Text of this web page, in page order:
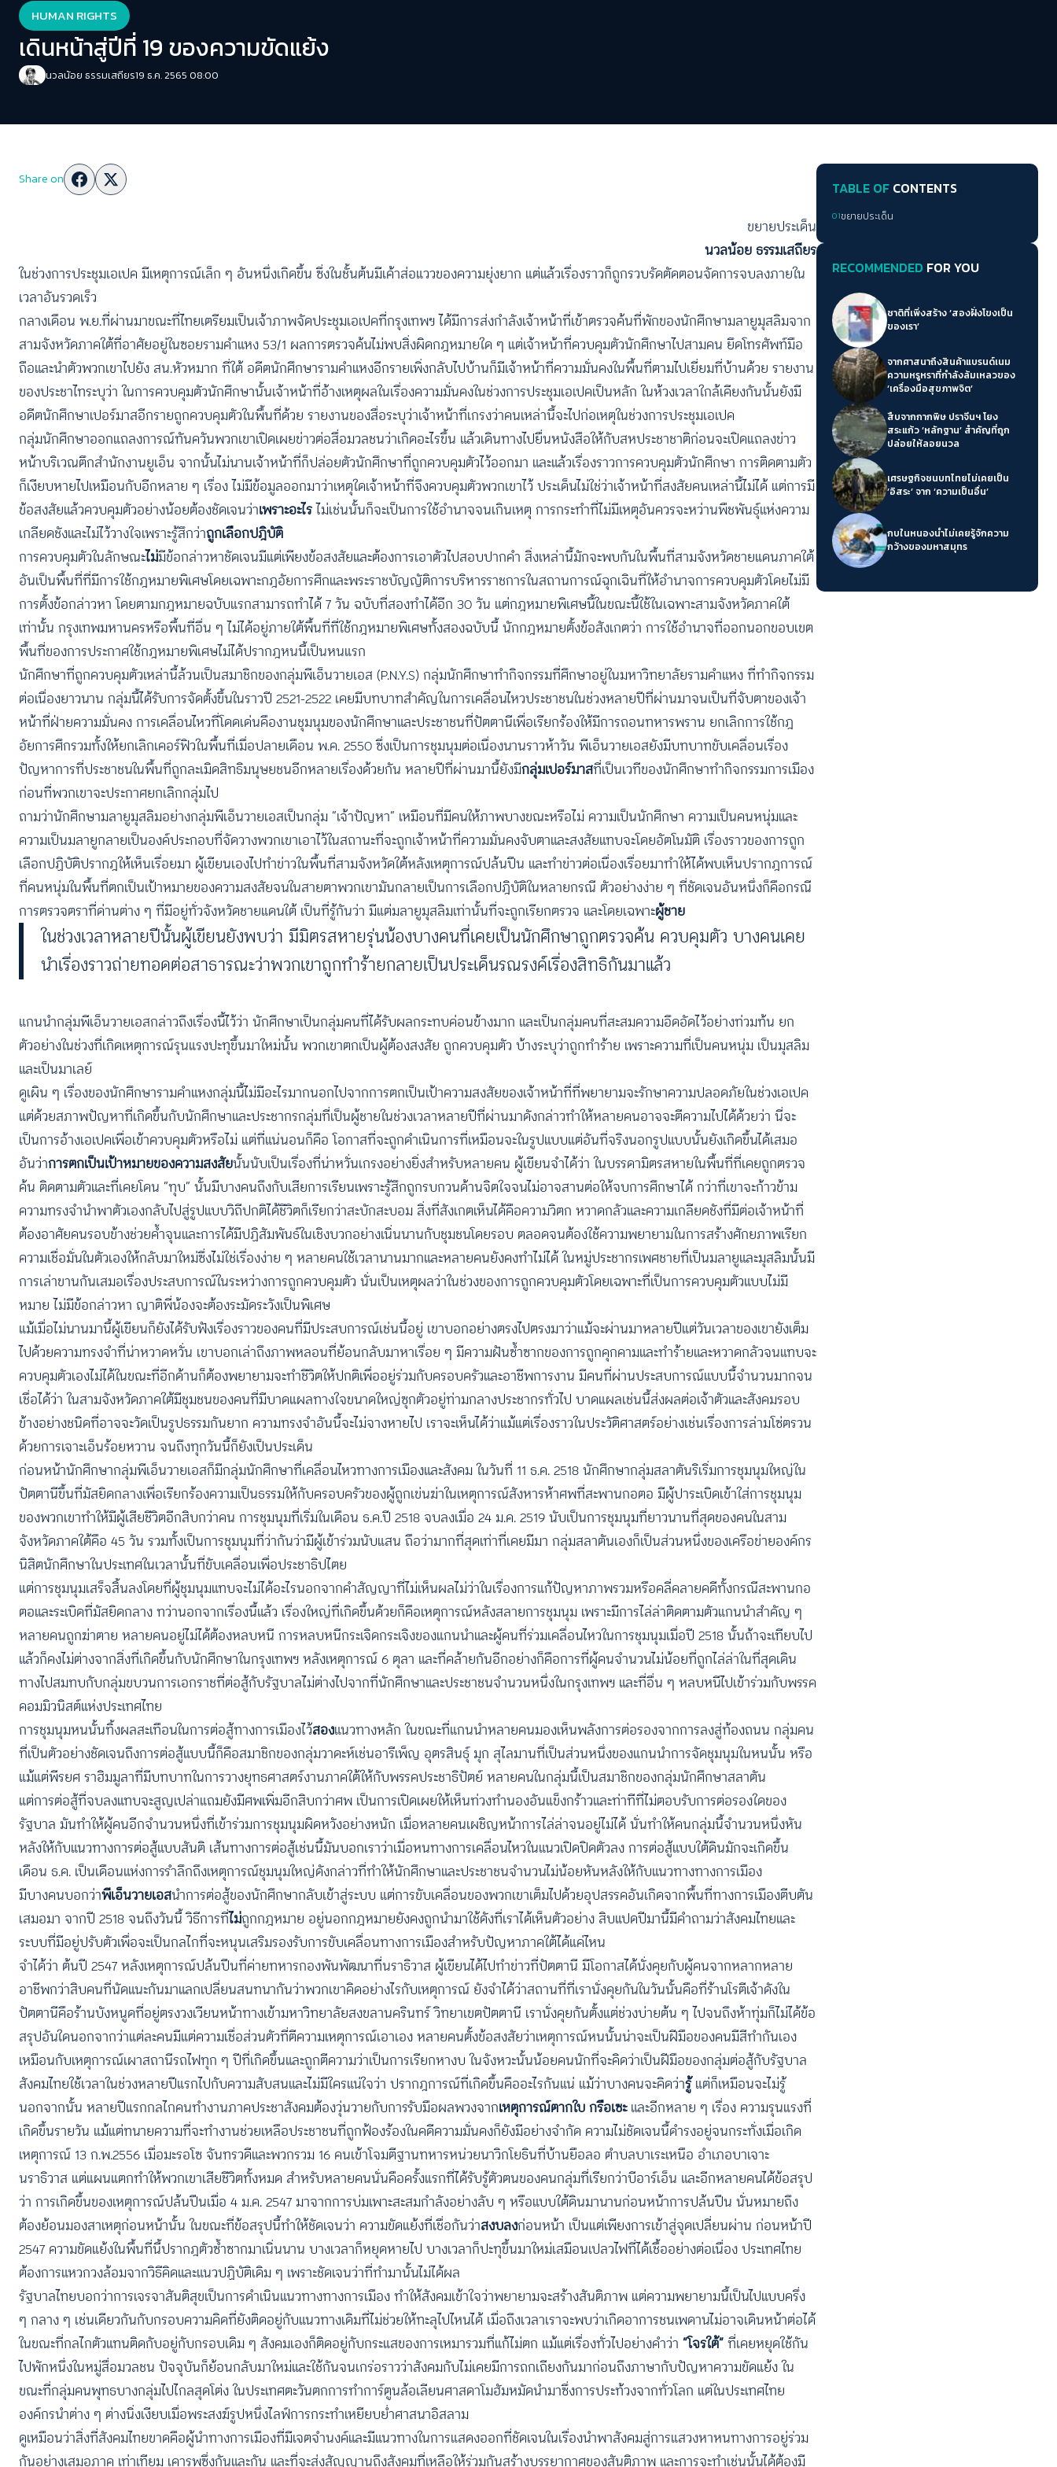
HUMAN RIGHTS
เดินหน้าสู่ปีที่ 19 ของความขัดแย้ง
นวลน้อย ธรรมเสถียร19 ธ.ค. 2565 08:00
Share on
ขยายประเด็น
นวลน้อย ธรรมเสถียร
ในช่วงการประชุมเอเปค มีเหตุการณ์เล็ก ๆ อันหนึ่งเกิดขึ้น ซึ่งในชั้นต้นมีเค้าส่อแววของความยุ่งยาก แต่แล้วเรื่องราวก็ถูกรวบรัดตัดตอนจัดการจบลงภายใน
เวลาอันรวดเร็ว
กลางเดือน พ.ย.ที่ผ่านมาขณะที่ไทยเตรียมเป็นเจ้าภาพจัดประชุมเอเปคที่กรุงเทพฯ ได้มีการส่งกำลังเจ้าหน้าที่เข้าตรวจค้นที่พักของนักศึกษามลายูมุสลิมจาก
สามจังหวัดภาคใต้ที่อาศัยอยู่ในซอยรามคำแหง 53/1 ผลการตรวจค้นไม่พบสิ่งผิดกฎหมายใด ๆ แต่เจ้าหน้าที่ควบคุมตัวนักศึกษาไปสามคน ยึดโทรศัพท์มือ
ถือและนำตัวพวกเขาไปยัง สน.หัวหมาก ที่ใต้ อดีตนักศึกษารามคำแหงอีกรายเพิ่งกลับไปบ้านก็มีเจ้าหน้าที่ความมั่นคงในพื้นที่ตามไปเยี่ยมที่บ้านด้วย รายงาน
ของประชาไทระบุว่า ในการควบคุมตัวนักศึกษานั้นเจ้าหน้าที่อ้างเหตุผลในเรื่องความมั่นคงในช่วงการประชุมเอเปคเป็นหลัก ในห้วงเวลาใกล้เคียงกันนั้นยังมี
อดีตนักศึกษาเปอร์มาสอีกรายถูกควบคุมตัวในพื้นที่ด้วย รายงานของสื่อระบุว่าเจ้าหน้าที่เกรงว่าคนเหล่านี้จะไปก่อเหตุในช่วงการประชุมเอเปค
กลุ่มนักศึกษาออกแถลงการณ์ทันควันพวกเขาเปิดเผยข่าวต่อสื่อมวลชนว่าเกิดอะไรขึ้น แล้วเดินทางไปยื่นหนังสือให้กับสหประชาชาติก่อนจะเปิดแถลงข่าว
หน้าบริเวณตึกสำนักงานยูเอ็น จากนั้นไม่นานเจ้าหน้าที่ก็ปล่อยตัวนักศึกษาที่ถูกควบคุมตัวไว้ออกมา และแล้วเรื่องราวการควบคุมตัวนักศึกษา การติดตามตัว
ก็เงียบหายไปเหมือนกับอีกหลาย ๆ เรื่อง ไม่มีข้อมูลออกมาว่าเหตุใดเจ้าหน้าที่จึงควบคุมตัวพวกเขาไว้ ประเด็นไม่ใช่ว่าเจ้าหน้าที่สงสัยคนเหล่านี้ไม่ได้ แต่การมี
ข้อสงสัยแล้วควบคุมตัวอย่างน้อยต้องชัดเจนว่าเพราะอะไรไม่เช่นนั้นก็จะเป็นการใช้อำนาจจนเกินเหตุ การกระทำที่ไม่มีเหตุอันควรจะหว่านพืชพันธุ์แห่งความ
เกลียดชังและไม่ไว้วางใจเพราะรู้สึกว่าถูกเลือกปฎิบัติ
การควบคุมตัวในลักษณะไม่มีข้อกล่าวหาชัดเจนมีแต่เพียงข้อสงสัยและต้องการเอาตัวไปสอบปากคำ สิ่งเหล่านี้มักจะพบกันในพื้นที่สามจังหวัดชายแดนภาคใต้
อันเป็นพื้นที่ที่มีการใช้กฎหมายพิเศษโดยเฉพาะกฎอัยการศึกและพระราชบัญญัติการบริหารราชการในสถานการณ์ฉุกเฉินที่ให้อำนาจการควบคุมตัวโดยไม่มี
การตั้งข้อกล่าวหา โดยตามกฎหมายฉบับแรกสามารถทำได้ 7 วัน ฉบับที่สองทำได้อีก 30 วัน แต่กฎหมายพิเศษนี้ในขณะนี้ใช้ในเฉพาะสามจังหวัดภาคใต้
เท่านั้น กรุงเทพมหานครหรือพื้นที่อื่น ๆ ไม่ได้อยู่ภายใต้พื้นที่ที่ใช้กฎหมายพิเศษทั้งสองฉบับนี้ นักกฎหมายตั้งข้อสังเกตว่า การใช้อำนาจที่ออกนอกขอบเขต
พื้นที่ของการประกาศใช้กฎหมายพิเศษไม่ได้ปรากฎหนนี้เป็นหนแรก
นักศึกษาที่ถูกควบคุมตัวเหล่านี้ล้วนเป็นสมาชิกของกลุ่มพีเอ็นวายเอส (P.N.Y.S) กลุ่มนักศึกษาทำกิจกรรมที่ศึกษาอยู่ในมหาวิทยาลัยรามคำแหง ที่ทำกิจกรรม
ต่อเนื่องยาวนาน กลุ่มนี้ได้รับการจัดตั้งขึ้นในราวปี 2521-2522 เคยมีบทบาทสำคัญในการเคลื่อนไหวประชาชนในช่วงหลายปีที่ผ่านมาจนเป็นที่จับตาของเจ้า
หน้าที่ฝ่ายความมั่นคง การเคลื่อนไหวที่โดดเด่นคืองานชุมนุมของนักศึกษาและประชาชนที่ปัตตานีเพื่อเรียกร้องให้มีการถอนทหารพราน ยกเลิกการใช้กฎ
อัยการศึกรวมทั้งให้ยกเลิกเคอร์ฟิวในพื้นที่เมื่อปลายเดือน พ.ค. 2550 ซึ่งเป็นการชุมนุมต่อเนื่องนานราวห้าวัน พีเอ็นวายเอสยังมีบทบาทขับเคลื่อนเรื่อง
ปัญหาการที่ประชาชนในพื้นที่ถูกละเมิดสิทธิมนุษยชนอีกหลายเรื่องด้วยกัน หลายปีที่ผ่านมานี้ยังมีกลุ่มเปอร์มาสที่เป็นเวทีของนักศึกษาทำกิจกรรมการเมือง
ก่อนที่พวกเขาจะประกาศยกเลิกกลุ่มไป
ถามว่านักศึกษามลายูมุสลิมอย่างกลุ่มพีเอ็นวายเอสเป็นกลุ่ม “เจ้าปัญหา” เหมือนที่มีคนให้ภาพบางขณะหรือไม่ ความเป็นนักศึกษา ความเป็นคนหนุ่มและ
ความเป็นมลายูกลายเป็นองค์ประกอบที่จัดวางพวกเขาเอาไว้ในสถานะที่จะถูกเจ้าหน้าที่ความมั่นคงจับตาและสงสัยแทบจะโดยอัตโนมัติ เรื่องราวของการถูก
เลือกปฏิบัติปรากฎให้เห็นเรื่อยมา ผู้เขียนเองไปทำข่าวในพื้นที่สามจังหวัดใต้หลังเหตุการณ์ปล้นปืน และทำข่าวต่อเนื่องเรื่อยมาทำให้ได้พบเห็นปรากฎการณ์
ที่คนหนุ่มในพื้นที่ตกเป็นเป้าหมายของความสงสัยจนในสายตาพวกเขามันกลายเป็นการเลือกปฎิบัติในหลายกรณี ตัวอย่างง่าย ๆ ที่ชัดเจนอันหนึ่งก็คือกรณี
การตรวจตราที่ด่านต่าง ๆ ที่มีอยู่ทั่วจังหวัดชายแดนใต้ เป็นที่รู้กันว่า มีแต่มลายูมุสลิมเท่านั้นที่จะถูกเรียกตรวจ และโดยเฉพาะผู้ชาย
ในช่วงเวลาหลายปีนั้นผู้เขียนยังพบว่า มีมิตรสหายรุ่นน้องบางคนที่เคยเป็นนักศึกษาถูกตรวจค้น ควบคุมตัว บางคนเคย
นำเรื่องราวถ่ายทอดต่อสาธารณะว่าพวกเขาถูกทำร้ายกลายเป็นประเด็นรณรงค์เรื่องสิทธิกันมาแล้ว
แกนนำกลุ่มพีเอ็นวายเอสกล่าวถึงเรื่องนี้ไว้ว่า นักศึกษาเป็นกลุ่มคนที่ได้รับผลกระทบค่อนข้างมาก และเป็นกลุ่มคนที่สะสมความอึดอัดไว้อย่างท่วมท้น ยก
ตัวอย่างในช่วงที่เกิดเหตุการณ์รุนแรงปะทุขึ้นมาใหม่นั้น พวกเขาตกเป็นผู้ต้องสงสัย ถูกควบคุมตัว บ้างระบุว่าถูกทำร้าย เพราะความที่เป็นคนหนุ่ม เป็นมุสลิม
และเป็นมาเลย์
ดูเผิน ๆ เรื่องของนักศึกษารามคำแหงกลุ่มนี้ไม่มีอะไรมากนอกไปจากการตกเป็นเป้าความสงสัยของเจ้าหน้าที่ที่พยายามจะรักษาความปลอดภัยในช่วงเอเปค
แต่ด้วยสภาพปัญหาที่เกิดขึ้นกับนักศึกษาและประชากรกลุ่มที่เป็นผู้ชายในช่วงเวลาหลายปีที่ผ่านมาดังกล่าวทำให้หลายคนอาจจะตีความไปได้ด้วยว่า นี่จะ
เป็นการอ้างเอเปคเพื่อเข้าควบคุมตัวหรือไม่ แต่ที่แน่นอนก็คือ โอกาสที่จะถูกดำเนินการที่เหมือนจะในรูปแบบแต่อันที่จริงนอกรูปแบบนั้นยังเกิดขึ้นได้เสมอ
อันว่าการตกเป็นเป้าหมายของความสงสัยนั้นนับเป็นเรื่องที่น่าหวั่นเกรงอย่างยิ่งสำหรับหลายคน ผู้เขียนจำได้ว่า ในบรรดามิตรสหายในพื้นที่ที่เคยถูกตรวจ
ค้น ติดตามตัวและที่เคยโดน “ทุบ” นั้นมีบางคนถึงกับเสียการเรียนเพราะรู้สึกถูกรบกวนด้านจิตใจจนไม่อาจสานต่อให้จบการศึกษาได้ กว่าที่เขาจะก้าวข้าม
ความทรงจำนำพาตัวเองกลับไปสู่รูปแบบวิถีปกติได้ชีวิตก็เรียกว่าสะบักสะบอม สิ่งที่สังเกตเห็นได้คือความวิตก หวาดกลัวและความเกลียดชังที่มีต่อเจ้าหน้าที่
ต้องอาศัยคนรอบข้างช่วยค้ำจุนและการได้มีปฏิสัมพันธ์ในเชิงบวกอย่างเนิ่นนานกับชุมชนโดยรอบ ตลอดจนต้องใช้ความพยายามในการสร้างศักยภาพเรียก
ความเชื่อมั่นในตัวเองให้กลับมาใหม่ซึ่งไม่ใช่เรื่องง่าย ๆ หลายคนใช้เวลานานมากและหลายคนยังคงทำไม่ได้ ในหมู่ประชากรเพศชายที่เป็นมลายูและมุสลิมนั้นมี
การเล่าขานกันเสมอเรื่องประสบการณ์ในระหว่างการถูกควบคุมตัว นั่นเป็นเหตุผลว่าในช่วงของการถูกควบคุมตัวโดยเฉพาะที่เป็นการควบคุมตัวแบบไม่มี
หมาย ไม่มีข้อกล่าวหา ญาติพี่น้องจะต้องระมัดระวังเป็นพิเศษ
แม้เมื่อไม่นานมานี้ผู้เขียนก็ยังได้รับฟังเรื่องราวของคนที่มีประสบการณ์เช่นนี้อยู่ เขาบอกอย่างตรงไปตรงมาว่าแม้จะผ่านมาหลายปีแต่วันเวลาของเขายังเต็ม
ไปด้วยความทรงจำที่น่าหวาดหวั่น เขาบอกเล่าถึงภาพหลอนที่ย้อนกลับมาหาเรื่อย ๆ มีความฝันซ้ำซากของการถูกคุกคามและทำร้ายและหวาดกลัวจนแทบจะ
ควบคุมตัวเองไม่ได้ในขณะที่อีกด้านก็ต้องพยายามจะทำชีวิตให้ปกติเพื่ออยู่ร่วมกับครอบครัวและอาชีพการงาน มีคนที่ผ่านประสบการณ์แบบนี้จำนวนมากจน
เชื่อได้ว่า ในสามจังหวัดภาคใต้มีชุมชนของคนที่มีบาดแผลทางใจขนาดใหญ่ซุกตัวอยู่ท่ามกลางประชากรทั่วไป บาดแผลเช่นนี้ส่งผลต่อเจ้าตัวและสังคมรอบ
ข้างอย่างชนิดที่อาจจะวัดเป็นรูปธรรมกันยาก ความทรงจำอันนี้จะไม่จางหายไป เราจะเห็นได้ว่าแม้แต่เรื่องราวในประวัติศาสตร์อย่างเช่นเรื่องการล่ามโซ่ตรวน
ด้วยการเจาะเอ็นร้อยหวาน จนถึงทุกวันนี้ก็ยังเป็นประเด็น
ก่อนหน้านักศึกษากลุ่มพีเอ็นวายเอสก็มีกลุ่มนักศึกษาที่เคลื่อนไหวทางการเมืองและสังคม ในวันที่ 11 ธ.ค. 2518 นักศึกษากลุ่มสลาตันริเริ่มการชุมนุมใหญ่ใน
ปัตตานีขึ้นที่มัสยิดกลางเพื่อเรียกร้องความเป็นธรรมให้กับครอบครัวของผู้ถูกเข่นฆ่าในเหตุการณ์สังหารห้าศพที่สะพานกอตอ มีผู้ปาระเบิดเข้าใส่การชุมนุม
ของพวกเขาทำให้มีผู้เสียชีวิตอีกสิบกว่าคน การชุมนุมที่เริ่มในเดือน ธ.ค.ปี 2518 จบลงเมื่อ 24 ม.ค. 2519 นับเป็นการชุมนุมที่ยาวนานที่สุดของคนในสาม
จังหวัดภาคใต้คือ 45 วัน รวมทั้งเป็นการชุมนุมที่ว่ากันว่ามีผู้เข้าร่วมนับแสน ถือว่ามากที่สุดเท่าที่เคยมีมา กลุ่มสลาตันเองก็เป็นส่วนหนึ่งของเครือข่ายองค์กร
นิสิตนักศึกษาในประเทศในเวลานั้นที่ขับเคลื่อนเพื่อประชาธิปไตย
แต่การชุมนุมเสร็จสิ้นลงโดยที่ผู้ชุมนุมแทบจะไม่ได้อะไรนอกจากคำสัญญาที่ไม่เห็นผลไม่ว่าในเรื่องการแก้ปัญหาภาพรวมหรือคลี่คลายคดีทั้งกรณีสะพานกอ
ตอและระเบิดที่มัสยิดกลาง ทว่านอกจากเรื่องนี้แล้ว เรื่องใหญ่ที่เกิดขึ้นด้วยก็คือเหตุการณ์หลังสลายการชุมนุม เพราะมีการไล่ล่าติดตามตัวแกนนำสำคัญ ๆ
หลายคนถูกฆ่าตาย หลายคนอยู่ไม่ได้ต้องหลบหนี การหลบหนีกระเจิดกระเจิงของแกนนำและผู้คนที่ร่วมเคลื่อนไหวในการชุมนุมเมื่อปี 2518 นั้นถ้าจะเทียบไป
แล้วก็คงไม่ต่างจากสิ่งที่เกิดขึ้นกับนักศึกษาในกรุงเทพฯ หลังเหตุการณ์ 6 ตุลา และที่คล้ายกันอีกอย่างก็คือการที่ผู้คนจำนวนไม่น้อยที่ถูกไล่ล่าในที่สุดเดิน
ทางไปสมทบกับกลุ่มขบวนการเอกราชที่ต่อสู้กับรัฐบาลไม่ต่างไปจากที่นักศึกษาและประชาชนจำนวนหนึ่งในกรุงเทพฯ และที่อื่น ๆ หลบหนีไปเข้าร่วมกับพรรค
คอมมิวนิสต์แห่งประเทศไทย
การชุมนุมหนนั้นทิ้งผลสะเทือนในการต่อสู้ทางการเมืองไว้สองแนวทางหลัก ในขณะที่แกนนำหลายคนมองเห็นพลังการต่อรองจากการลงสู่ท้องถนน กลุ่มคน
ที่เป็นตัวอย่างชัดเจนถึงการต่อสู้แบบนี้ก็คือสมาชิกของกลุ่มวาดะห์เช่นอารีเพ็ญ อุตรสินธุ์ มุก สุไลมานที่เป็นส่วนหนึ่งของแกนนำการจัดชุมนุมในหนนั้น หรือ
แม้แต่พีรยศ ราฮิมมูลาที่มีบทบาทในการวางยุทธศาสตร์งานภาคใต้ให้กับพรรคประชาธิปัตย์ หลายคนในกลุ่มนี้เป็นสมาชิกของกลุ่มนักศึกษาสลาตัน
แต่การต่อสู้ที่จบลงแทบจะสูญเปล่าแถมยังมีศพเพิ่มอีกสิบกว่าศพ เป็นการเปิดเผยให้เห็นท่วงทำนองอันแข็งกร้าวและท่าทีที่ไม่ตอบรับการต่อรองใดของ
รัฐบาล มันทำให้ผู้คนอีกจำนวนหนึ่งที่เข้าร่วมการชุมนุมผิดหวังอย่างหนัก เมื่อหลายคนเผชิญหน้าการไล่ล่าจนอยู่ไม่ได้ นั่นทำให้คนกลุ่มนี้จำนวนหนึ่งหัน
หลังให้กับแนวทางการต่อสู้แบบสันติ เส้นทางการต่อสู้เช่นนี้มันบอกเราว่าเมื่อหนทางการเคลื่อนไหวในแนวเปิดปิดตัวลง การต่อสู้แบบใต้ดินมักจะเกิดขึ้น
เดือน ธ.ค. เป็นเดือนแห่งการรำลึกถึงเหตุการณ์ชุมนุมใหญ่ดังกล่าวที่ทำให้นักศึกษาและประชาชนจำนวนไม่น้อยหันหลังให้กับแนวทางทางการเมือง
มีบางคนบอกว่าพีเอ็นวายเอสนำการต่อสู้ของนักศึกษากลับเข้าสู่ระบบ แต่การขับเคลื่อนของพวกเขาเต็มไปด้วยอุปสรรคอันเกิดจากพื้นที่ทางการเมืองตีบตัน
เสมอมา จากปี 2518 จนถึงวันนี้ วิธีการที่ไม่ถูกกฎหมาย อยู่นอกกฎหมายยังคงถูกนำมาใช้ดังที่เราได้เห็นตัวอย่าง สิบแปดปีมานี้มีคำถามว่าสังคมไทยและ
ระบบที่มีอยู่ปรับตัวเพื่อจะเป็นกลไกที่จะหนุนเสริมรองรับการขับเคลื่อนทางการเมืองสำหรับปัญหาภาคใต้ได้แค่ไหน
จำได้ว่า ต้นปี 2547 หลังเหตุการณ์ปล้นปืนที่ค่ายทหารกองพันพัฒนาที่นราธิวาส ผู้เขียนได้ไปทำข่าวที่ปัตตานี มีโอกาสได้นั่งคุยกับผู้คนจากหลากหลาย
อาชีพกว่าสิบคนที่นัดแนะกันมาแลกเปลี่ยนสนทนากันว่าพวกเขาคิดอย่างไรกับเหตุการณ์ ยังจำได้ว่าสถานที่ที่เรานั่งคุยกันในวันนั้นคือที่ร้านโรตีเจ้าดังใน
ปัตตานีคือร้านบังหนูดที่อยู่ตรงวงเวียนหน้าทางเข้ามหาวิทยาลัยสงขลานครินทร์ วิทยาเขตปัตตานี เรานั่งคุยกันตั้งแต่ช่วงบ่ายต้น ๆ ไปจนถึงห้าทุ่มก็ไม่ได้ข้อ
สรุปอันใดนอกจากว่าแต่ละคนมีแต่ความเชื่อส่วนตัวที่ตีความเหตุการณ์เอาเอง หลายคนตั้งข้อสงสัยว่าเหตุการณ์หนนั้นน่าจะเป็นฝีมือของคนมีสีทำกันเอง
เหมือนกับเหตุการณ์เผาสถานีรถไฟทุก ๆ ปีที่เกิดขึ้นและถูกตีความว่าเป็นการเรียกหางบ ในจังหวะนั้นน้อยคนนักที่จะคิดว่าเป็นฝีมือของกลุ่มต่อสู้กับรัฐบาล
สังคมไทยใช้เวลาในช่วงหลายปีแรกไปกับความสับสนและไม่มีใครแน่ใจว่า ปรากฎการณ์ที่เกิดขึ้นคืออะไรกันแน่ แม้ว่าบางคนจะคิดว่ารู้แต่ก็เหมือนจะไม่รู้
นอกจากนั้น หลายปีแรกกลไกคนทำงานภาคประชาสังคมต้องวุ่นวายกับการรับมือผลพวงจากเหตุการณ์ตากใบ กรือเซะและอีกหลาย ๆ เรื่อง ความรุนแรงที่
เกิดขึ้นรายวัน แม้แต่ทนายความที่จะทำงานช่วยเหลือประชาชนที่ถูกฟ้องร้องในคดีความมั่นคงก็ยังมีอย่างจำกัด ความไม่ชัดเจนนี้ดำรงอยู่จนกระทั่งเมื่อเกิด
เหตุการณ์ 13 ก.พ.2556 เมื่อมะรอโซ จันทรวดีและพวกรวม 16 คนเข้าโจมตีฐานทหารหน่วยนาวิกโยธินที่บ้านยือลอ ตำบลบาเระเหนือ อำเภอบาเจาะ
นราธิวาส แต่แผนแตกทำให้พวกเขาเสียชีวิตทั้งหมด สำหรับหลายคนนั่นคือครั้งแรกที่ได้รับรู้ตัวตนของคนกลุ่มที่เรียกว่าบีอาร์เอ็น และอีกหลายคนได้ข้อสรุป
ว่า การเกิดขึ้นของเหตุการณ์ปล้นปืนเมื่อ 4 ม.ค. 2547 มาจากการบ่มเพาะสะสมกำลังอย่างลับ ๆ หรือแบบใต้ดินมานานก่อนหน้าการปล้นปืน นั่นหมายถึง
ต้องย้อนมองสาเหตุก่อนหน้านั้น ในขณะที่ข้อสรุปนี้ทำให้ชัดเจนว่า ความขัดแย้งที่เชื่อกันว่าสงบลงก่อนหน้า เป็นแต่เพียงการเข้าสู่จุดเปลี่ยนผ่าน ก่อนหน้าปี
2547 ความขัดแย้งในพื้นที่นี้ปรากฎตัวซ้ำซากมาเนิ่นนาน บางเวลาก็หยุดหายไป บางเวลาก็ปะทุขึ้นมาใหม่เสมือนเปลวไฟที่ได้เชื้ออย่างต่อเนื่อง ประเทศไทย
ต้องการแหวกวงล้อมจากวิธีคิดและแนวปฏิบัติเดิม ๆ เพราะชัดเจนว่าที่ทำมานั้นไม่ได้ผล
รัฐบาลไทยบอกว่าการเจรจาสันติสุขเป็นการดำเนินแนวทางทางการเมือง ทำให้สังคมเข้าใจว่าพยายามจะสร้างสันติภาพ แต่ความพยายามนี้เป็นไปแบบครึ่ง
ๆ กลาง ๆ เช่นเดียวกันกับกรอบความคิดที่ยังติดอยู่กับแนวทางเดิมที่ไม่ช่วยให้ทะลุไปไหนได้ เมื่อถึงเวลาเราจะพบว่าเกิดอาการชนเพดานไม่อาจเดินหน้าต่อได้
ในขณะที่กลไกตัวแทนติดกับอยู่กับกรอบเดิม ๆ สังคมเองก็ติดอยู่กับกระแสของการเหมารวมที่แก้ไม่ตก แม้แต่เรื่องทั่วไปอย่างคำว่า “โจรใต้”ที่เคยหยุดใช้กัน
ไปพักหนึ่งในหมู่สื่อมวลชน ปัจจุบันก็ย้อนกลับมาใหม่และใช้กันจนเกร่อราวว่าสังคมกับไม่เคยมีการถกเถียงกันมาก่อนถึงภาษากับปัญหาความขัดแย้ง ใน
ขณะที่กลุ่มคนพุทธบางกลุ่มไปไกลสุดโต่ง ในประเทศตะวันตกการทำการ์ตูนล้อเลียนศาสดาโมฮัมหมัดนำมาซึ่งการประท้วงจากทั่วโลก แต่ในประเทศไทย
องค์กรนำต่าง ๆ ต่างนิ่งเงียบเมื่อพระสงฆ์รูปหนึ่งไลฟ์การกระทำเหยียบย่ำศาสนาอิสลาม
ดูเหมือนว่าสิ่งที่สังคมไทยขาดคือผู้นำทางการเมืองที่มีเจตจำนงค์และมีแนวทางในการแสดงออกที่ชัดเจนในเรื่องนำพาสังคมสู่การแสวงหาหนทางการอยู่ร่วม
กันอย่างเสมอภาค เท่าเทียม เคารพซึ่งกันและกัน และที่จะส่งสัญญานถึงสังคมที่เหลือให้ร่วมกันสร้างบรรยากาศของสันติภาพ และการจะทำเช่นนั้นได้ต้องมี
TABLE OF CONTENTS
01ขยายประเด็น
RECOMMENDED FOR YOU
ชาติที่เพิ่งสร้าง ‘สองฝั่งโขงเป็น
ของเรา’
จากศาสนาถึงสินค้าแบรนด์เนม
ความหรูหราที่กำลังล้มเหลวของ
‘เครื่องมือสุขภาพจิต’
สืบจากกากพิษ ปราจีนฯ โยง
สระแก้ว ‘หลักฐาน’ สำคัญที่ถูก
ปล่อยให้ลอยนวล
เศรษฐกิจชนบทไทยไม่เคยเป็น
‘อิสระ’ จาก ‘ความเป็นอื่น’
กบในหนองน้ำไม่เคยรู้จักความ
กว้างของมหาสมุทร